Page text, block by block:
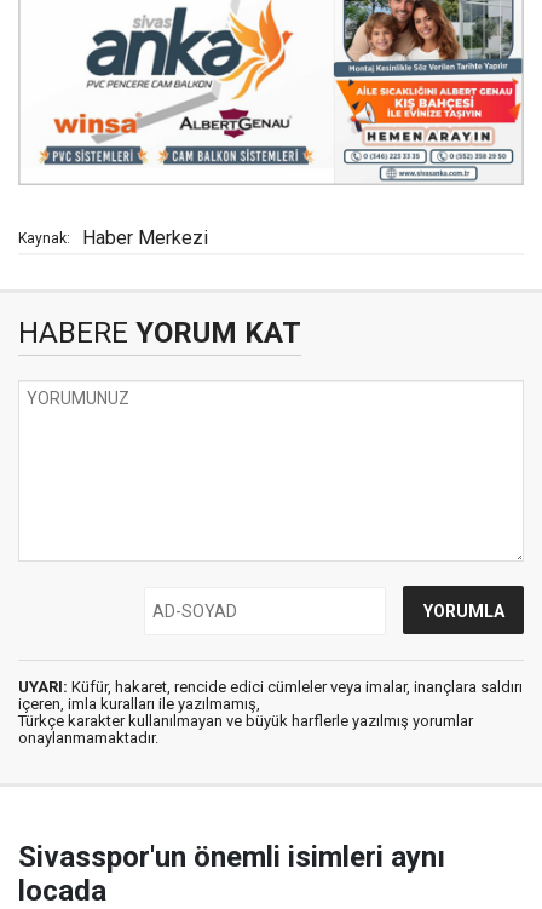
Kaynak: Haber Merkezi
HABERE YORUM KAT
UYARI: Küfür, hakaret, rencide edici cümleler veya imalar, inançlara saldırı
içeren, imla kuralları ile yazılmamış,
Türkçe karakter kullanılmayan ve büyük harflerle yazılmış yorumlar
onaylanmamaktadır.
Sivasspor'un önemli isimleri aynı
locada